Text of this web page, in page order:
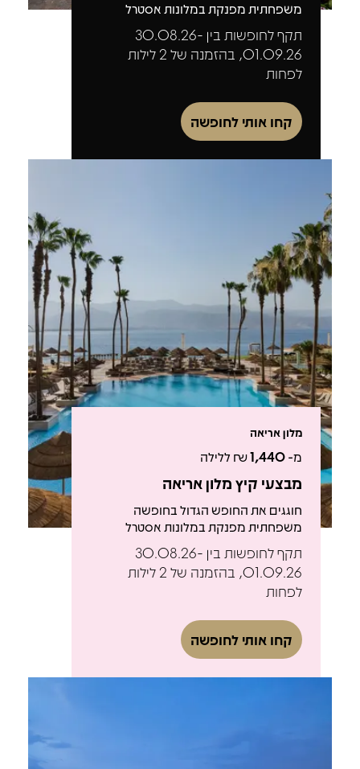
משפחתית מפנקת במלונות אסטרל
תקף לחופשות בין 30.08.26-
01.09.26, בהזמנה של 2 לילות
לפחות
קחו אותי לחופשה
מלון אריאה
מ-1,440₪ ללילה
מבצעי קיץ מלון אריאה
חוגגים את החופש הגדול בחופשה
משפחתית מפנקת במלונות אסטרל
תקף לחופשות בין 30.08.26-
01.09.26, בהזמנה של 2 לילות
לפחות
קחו אותי לחופשה